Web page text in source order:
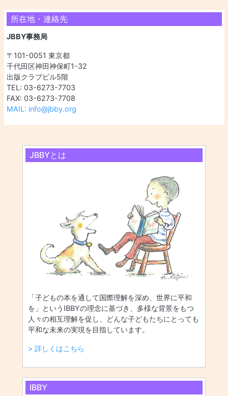
所在地・連絡先
JBBY事務局
〒101-0051 東京都
千代田区神田神保町1-32
出版クラブビル5階
TEL: 03-6273-7703
FAX: 03-6273-7708
MAIL: info@jbby.org
JBBYとは
「子どもの本を通して国際理解を深め、世界に平和
を」というIBBYの理念に基づき、多様な背景をもつ
人々の相互理解を促し、どんな子どもたちにとっても
平和な未来の実現を目指しています。
> 詳しくはこちら
IBBY